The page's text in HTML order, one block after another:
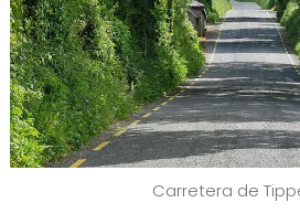
Carretera de